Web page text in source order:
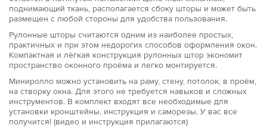
поднимающий ткань, располагается сбоку шторы и может быть
размещен с любой стороны для удобства пользования.
Рулонные шторы считаются одним из наиболее простых,
практичных и при этом недорогих способов оформления окон.
Компактная и лёгкая конструкция рулонных штор экономит
пространство оконного проёма и легко монтируется.
Миниролло можно установить на раму, стену, потолок, в проём,
на створку окна. Для этого не требуется навыков и сложных
инструментов. В комплект входят все необходимые для
установки кронштейны, инструкция и саморезы. У вас все
получится! (видео и инструкция прилагаются)